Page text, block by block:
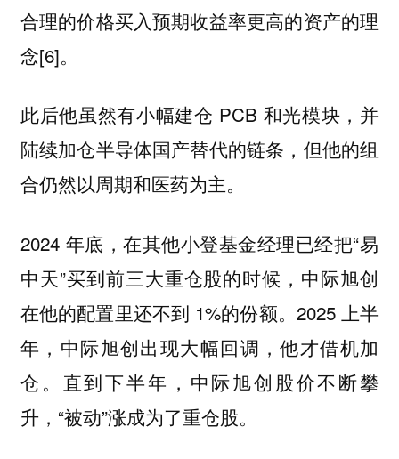
合理的价格买入预期收益率更高的资产的理
念[6]。
此后他虽然有小幅建仓 PCB 和光模块，并
陆续加仓半导体国产替代的链条，但他的组
合仍然以周期和医药为主。
2024 年底，在其他小登基金经理已经把“易
中天”买到前三大重仓股的时候，中际旭创
在他的配置里还不到 1%的份额。2025 上半
年，中际旭创出现大幅回调，他才借机加
仓。直到下半年，中际旭创股价不断攀
升，“被动”涨成为了重仓股。